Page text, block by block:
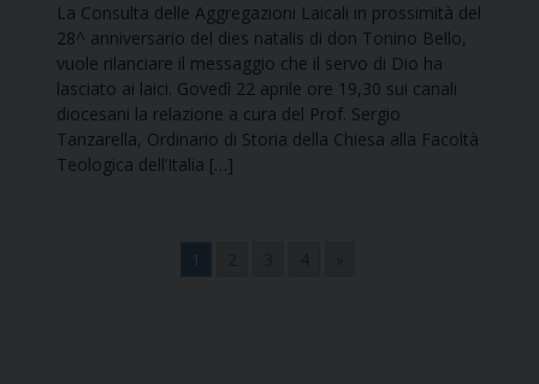
La Consulta delle Aggregazioni Laicali in prossimità del
28^ anniversario del dies natalis di don Tonino Bello,
vuole rilanciare il messaggio che il servo di Dio ha
lasciato ai laici. Govedì 22 aprile ore 19,30 sui canali
diocesani la relazione a cura del Prof. Sergio
Tanzarella, Ordinario di Storia della Chiesa alla Facoltà
Teologica dell’Italia […]
1